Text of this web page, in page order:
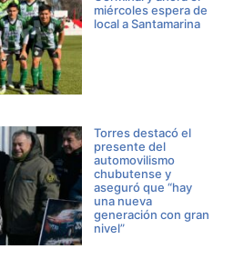
miércoles espera de
local a Santamarina
Torres destacó el
presente del
automovilismo
chubutense y
aseguró que “hay
una nueva
generación con gran
nivel”